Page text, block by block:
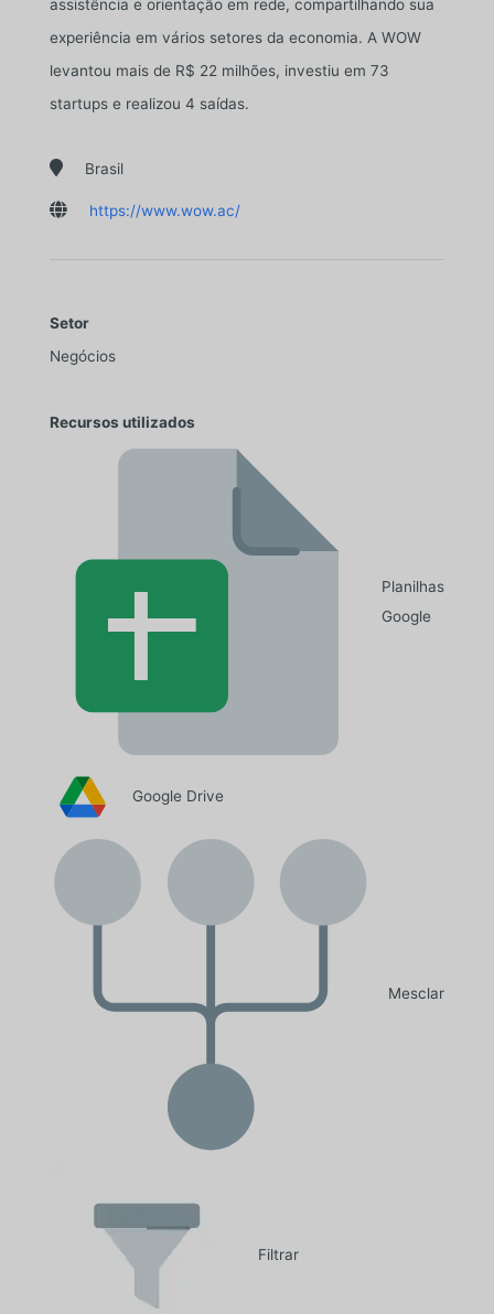
assistência e orientação em rede, compartilhando sua
experiência em vários setores da economia. A WOW
levantou mais de R$ 22 milhões, investiu em 73
startups e realizou 4 saídas.
 Brasil
 https://www.wow.ac/
Setor
Negócios
Recursos utilizados
Planilhas
Google
Google Drive
Mesclar
Filtrar